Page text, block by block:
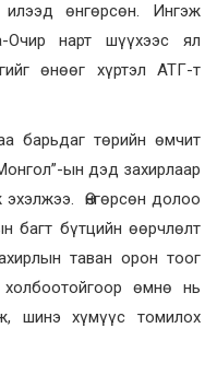
өнгөрсөн. Ингэж
Очир нарт шүүхээс ял
өнөөг хүртэл АТГ-т
барьдаг төрийн өмчит
ын дэд захирлаар
Өнгөрсөн долоо
багт бүтцийн өөрчлөлт
таван орон тоог
өмнө нь
шинэ хүмүүс томилох